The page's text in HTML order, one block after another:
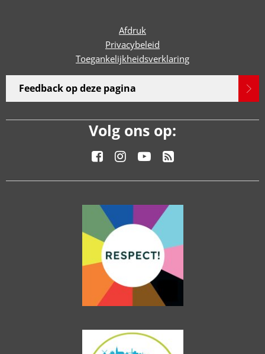
Afdruk
Privacybeleid
Toegankelijkheidsverklaring
Feedback op deze pagina
Volg ons op: